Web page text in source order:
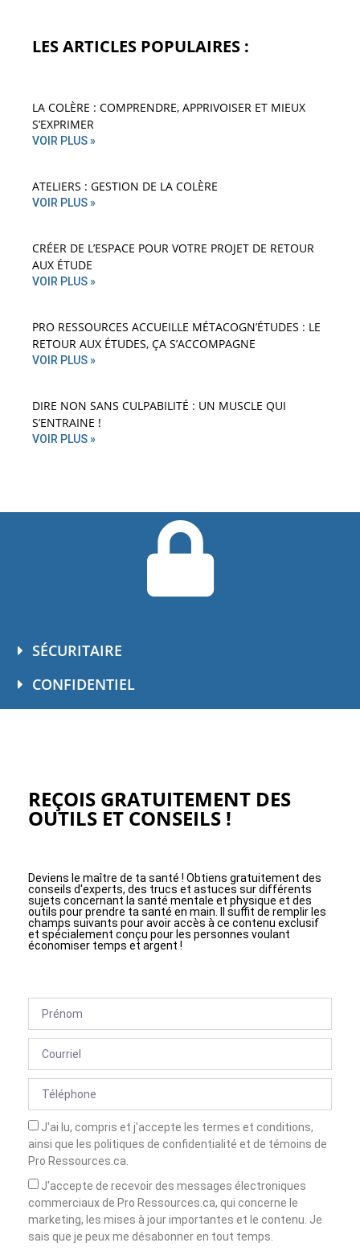
LES ARTICLES POPULAIRES :
LA COLÈRE : COMPRENDRE, APPRIVOISER ET MIEUX
S’EXPRIMER
VOIR PLUS »
ATELIERS : GESTION DE LA COLÈRE
VOIR PLUS »
CRÉER DE L’ESPACE POUR VOTRE PROJET DE RETOUR
AUX ÉTUDE
VOIR PLUS »
PRO RESSOURCES ACCUEILLE MÉTACOGN’ÉTUDES : LE
RETOUR AUX ÉTUDES, ÇA S’ACCOMPAGNE
VOIR PLUS »
DIRE NON SANS CULPABILITÉ : UN MUSCLE QUI
S’ENTRAINE !
VOIR PLUS »
SÉCURITAIRE
CONFIDENTIEL
REÇOIS GRATUITEMENT DES
OUTILS ET CONSEILS !
Deviens le maître de ta santé ! Obtiens gratuitement des
conseils d'experts, des trucs et astuces sur différents
sujets concernant la santé mentale et physique et des
outils pour prendre ta santé en main. Il suffit de remplir les
champs suivants pour avoir accès à ce contenu exclusif
et spécialement conçu pour les personnes voulant
économiser temps et argent !
J'ai lu, compris et j'accepte les termes et conditions,
ainsi que les politiques de confidentialité et de témoins de
Pro Ressources.ca.
J'accepte de recevoir des messages électroniques
commerciaux de Pro Ressources.ca, qui concerne le
marketing, les mises à jour importantes et le contenu. Je
sais que je peux me désabonner en tout temps.